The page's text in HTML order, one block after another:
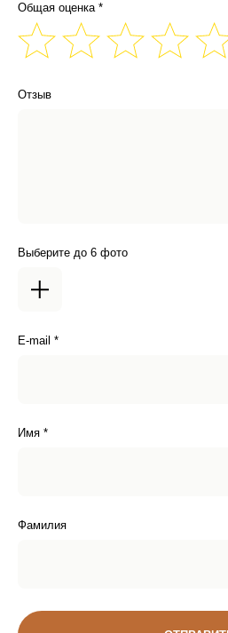
Общая оценка *
Отзыв
Выберите до 6 фото
E-mail *
Имя *
Фамилия